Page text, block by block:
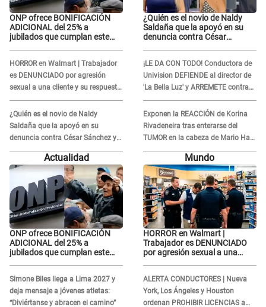
ONP ofrece BONIFICACIÓN
ADICIONAL del 25% a
jubilados que cumplan este
HORROR en Walmart | Trabajador
es DENUNCIADO por agresión
sexual a una cliente y su respuesta
INDIGNÓ A TODOS
¿Quién es el novio de Naldy
Saldaña que la apoyó en su
denuncia contra César Sánchez y
confrontó al dueño de 'La Bella
¿Quién es el novio de Naldy
Saldaña que la apoyó en su
denuncia contra César
¡LE DA CON TODO! Conductora de
Univision DEFIENDE al director de
'La Bella Luz' y ARREMETE contra
Naldy Saldaña: “Muchas
amantes...”
Exponen la REACCIÓN de Korina
Rivadeneira tras enterarse del
TUMOR en la cabeza de Mario Hart:
"Ella estaba muy..."
Actualidad
ONP ofrece BONIFICACIÓN
ADICIONAL del 25% a
jubilados que cumplan este
Simone Biles llega a Lima 2027 y
deja mensaje a jóvenes atletas:
“Diviértanse y abracen el camino”
Mundo
HORROR en Walmart |
Trabajador es DENUNCIADO
por agresión sexual a una
ALERTA CONDUCTORES | Nueva
York, Los Ángeles y Houston
ordenan PROHIBIR LICENCIAS a